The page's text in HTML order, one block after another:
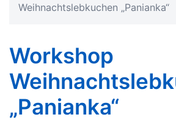
Weihnachtslebkuchen „Panianka“
Workshop
„Panianka“